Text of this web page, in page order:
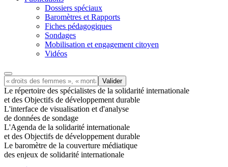
Dossiers spéciaux
Baromètres et Rapports
Fiches pédagogiques
Sondages
Mobilisation et engagement citoyen
Vidéos
Le répertoire des spécialistes de la solidarité internationale
et des Objectifs de développement durable
L'interface de visualisation et d'analyse
de données de sondage
L'Agenda de la solidarité internationale
et des Objectifs de développement durable
Le baromètre de la couverture médiatique
des enjeux de solidarité internationale